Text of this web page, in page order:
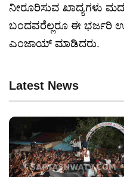
ನೀರೂರಿಸುವ ಖಾದ್ಯಗಳು
ಬಂದವರೆಲ್ಲರೂ ಈ ಭರ್ಜರಿ
ಎಂಜಾಯ್ ಮಾಡಿದರು.
Latest News